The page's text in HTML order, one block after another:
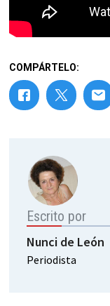
COMPÁRTELO:
Escrito por
Nunci de León
Periodista